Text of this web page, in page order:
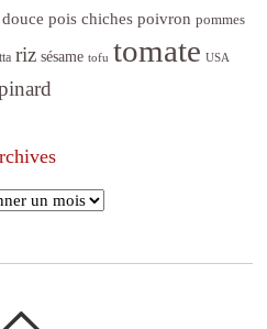
pois chiches poivron pommes
riz sésame tofu tomate USA